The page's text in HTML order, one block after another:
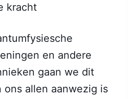
kracht
en andere
gaan we dit
allen aanwezig is